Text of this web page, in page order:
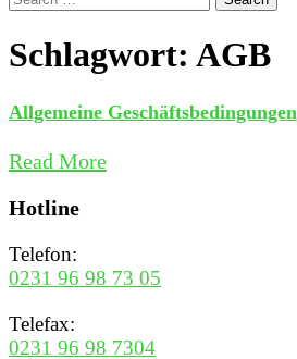
Schlagwort: AGB
Allgemeine Geschäftsbedingungen
Read More
Hotline
Telefon:
0231 96 98 73 05
Telefax:
0231 96 98 7304